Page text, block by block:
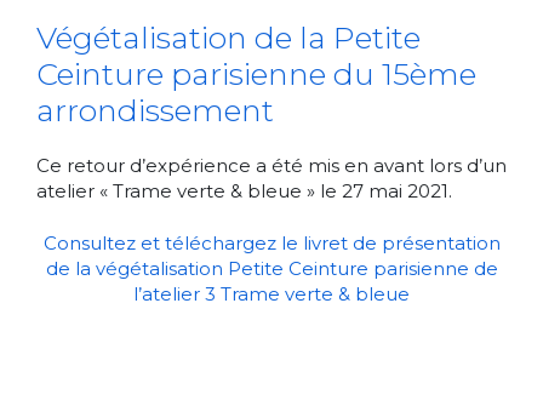
Végétalisation de la Petite
Ceinture parisienne du 15ème
arrondissement
Ce retour d’expérience a été mis en avant lors d’un
atelier « Trame verte & bleue » le 27 mai 2021.
Consultez et téléchargez le livret de présentation
de la végétalisation Petite Ceinture parisienne de
l’atelier 3 Trame verte & bleue